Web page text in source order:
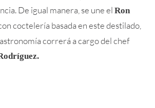
De igual manera, se une el Ron
coctelería basada en este destilado,
correrá a cargo del chef